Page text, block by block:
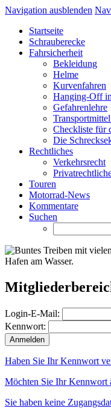
Navigation ausblenden
Startseite
Schrauberecke
Fahrsicherheit
Bekleidung
Helme
Kurvenfahren
Hanging-Off
Gefahrenlehre
Checkliste für
Die
Rechtliches
Verkehrsrecht
Touren
Motorrad-News
Kommentare
Suchen
Login-E-Mail:
Kennwort:
Haben Sie Ihr Kennwort
Möchten Sie Ihr Kennwort
Sie haben keine